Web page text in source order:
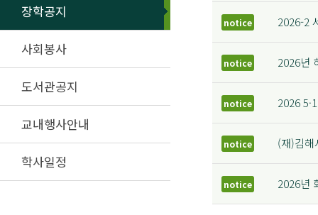
장학공지
사회봉사
도서관공지
교내행사안내
학사일정
notice 2026-2
notice 2026년
notice 2026
notice (재)김해
notice 2026년